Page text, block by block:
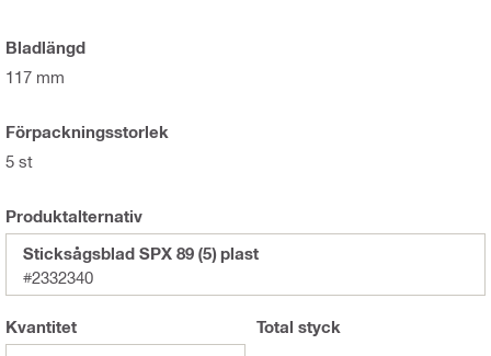
Bladlängd
117 mm
Förpackningsstorlek
5 st
Produktalternativ
Sticksågsblad SPX 89 (5) plast
#2332340
Kvantitet Total styck